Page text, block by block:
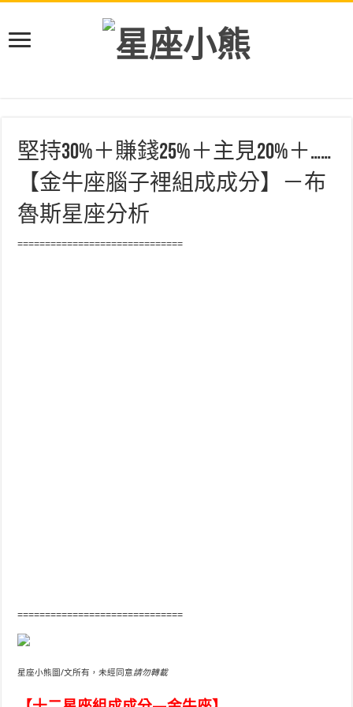
堅持30%＋賺錢25%＋主見20%＋……
【金牛座腦子裡組成成分】－布
魯斯星座分析
==============================
==============================
星座小熊圖/文所有，未經同意請勿轉載